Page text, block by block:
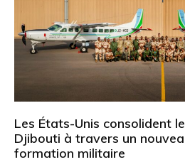
Les États-Unis consolident
Djibouti à travers un
formation militaire